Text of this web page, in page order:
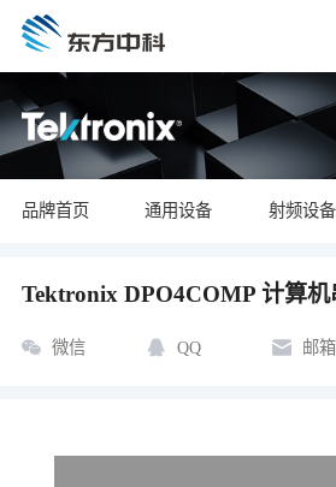
品牌首页 通用设备 射频设备
Tektronix DPO4COMP 计算
微信 QQ 邮箱